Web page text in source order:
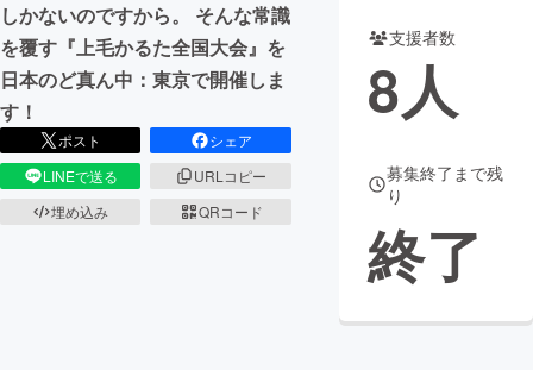
CAMPFIRE for Social Good
CAMPFIRE Creation
CAMPFIREふるさと納税machi-ya コミュニティ
しかないのですから。 そんな常識
を覆す『上毛かるた全国大会』を
日本のど真ん中：東京で開催しま
す！
ポスト
シェア
LINEで送る
URLコピー
埋め込み
QRコード
支援者数
8人
募集終了まで残
り
終了